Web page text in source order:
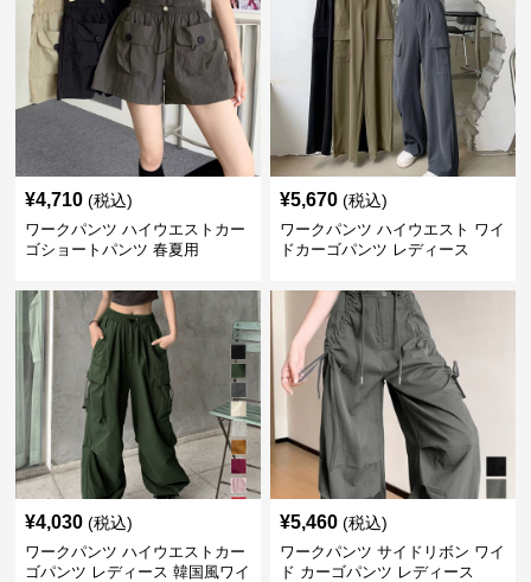
¥4,710 (税込)
ワークパンツ ハイウエストカー
ゴショートパンツ 春夏用
¥5,670 (税込)
ワークパンツ ハイウエスト ワイ
ドカーゴパンツ レディース
¥4,030 (税込)
ワークパンツ ハイウエストカー
ゴパンツ レディース 韓国風ワイ
¥5,460 (税込)
ワークパンツ サイドリボン ワイ
ド カーゴパンツ レディース